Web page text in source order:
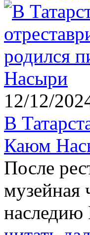
12/12/
В
Каюм
После
музейная